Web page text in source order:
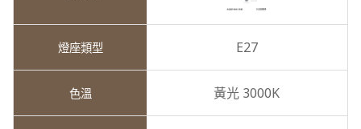
E27
黃光 3000K